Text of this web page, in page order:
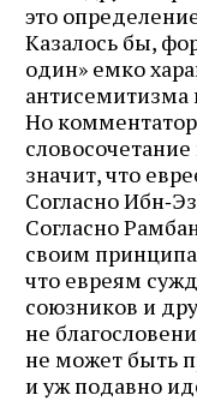
это
Казалось бы,
один» емко
антисемитизма
Но
значит, что
Согласно
Согласно
своим
что евреям
союзников и
не
не может быть
и уж подавно